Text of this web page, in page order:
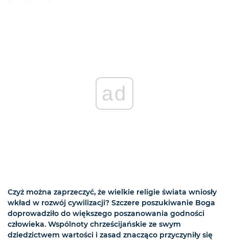
ad
Czyż można zaprzeczyć, że wielkie religie świata wniosły
wkład w rozwój cywilizacji? Szczere poszukiwanie Boga
doprowadziło do większego poszanowania godności
człowieka. Wspólnoty chrześcijańskie ze swym
dziedzictwem wartości i zasad znacząco przyczyniły się